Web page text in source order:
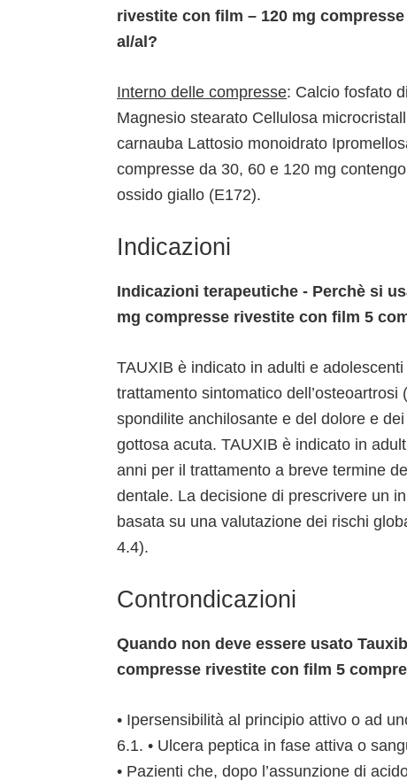
rivestite con film – 120 mg
al/al?
Interno delle compresse: Calcio fosfato
Magnesio stearato Cellulosa
carnauba Lattosio monoidrato
compresse da 30, 60 e 120 mg
ossido giallo (E172).
Indicazioni
Indicazioni terapeutiche - Perchè si
mg compresse rivestite con film 5
TAUXIB è indicato in adulti e
trattamento sintomatico
spondilite anchilosante e del dolore e
gottosa acuta. TAUXIB è indicato in
anni per il trattamento a breve termine
dentale. La decisione di prescrivere un
basata su una valutazione dei rischi
4.4).
Controndicazioni
Quando non deve essere usato
compresse rivestite con film 5
• Ipersensibilità al principio attivo o ad
6.1. • Ulcera peptica in fase attiva o
• Pazienti che, dopo l’assunzione di